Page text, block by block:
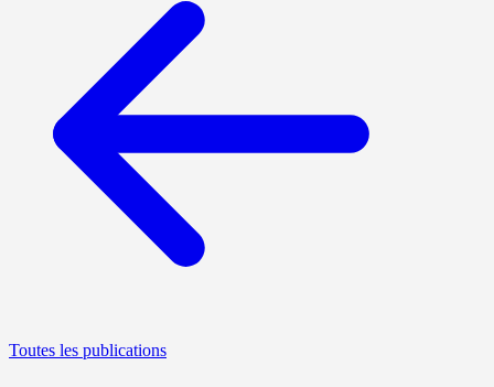
Toutes les publications